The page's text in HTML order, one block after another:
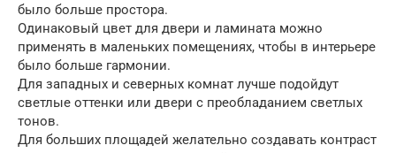
было больше простора.
Одинаковый цвет для двери и ламината можно
применять в маленьких помещениях, чтобы в интерьере
было больше гармонии.
Для западных и северных комнат лучше подойдут
светлые оттенки или двери с преобладанием светлых
тонов.
Для больших площадей желательно создавать контраст